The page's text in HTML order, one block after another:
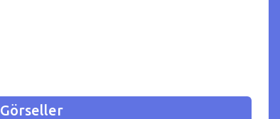
Görseller